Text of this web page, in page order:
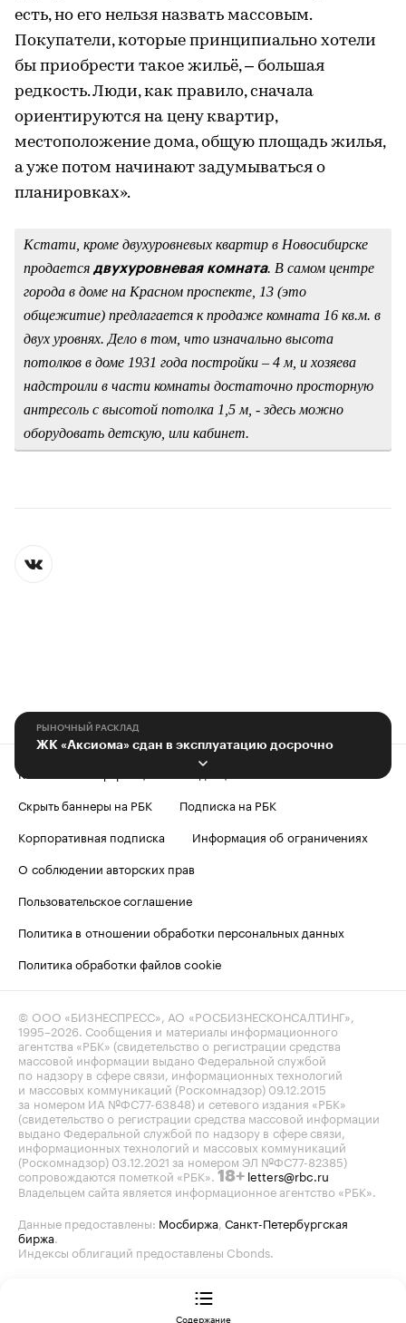
есть, но его нельзя назвать массовым.
Покупатели, которые принципиально хотели
бы приобрести такое жильё, – большая
редкость. Люди, как правило, сначала
ориентируются на цену квартир,
местоположение дома, общую площадь жилья,
а уже потом начинают задумываться о
планировках».
Кстати, кроме двухуровневых квартир в Новосибирске
продается двухуровневая комната. В самом центре
города в доме на Красном проспекте, 13 (это
общежитие) предлагается к продаже комната 16 кв.м. в
двух уровнях. Дело в том, что изначально высота
потолков в доме 1931 года постройки – 4 м, и хозяева
надстроили в части комнаты достаточно просторную
антресоль с высотой потолка 1,5 м, - здесь можно
оборудовать детскую, или кабинет.
РЫНОЧНЫЙ РАСКЛАД
ЖК «Аксиома» сдан в эксплуатацию досрочно
Контактная информация
Редакция
Скрыть баннеры на РБК
Подписка на РБК
Корпоративная подписка
Информация об ограничениях
О соблюдении авторских прав
Пользовательское соглашение
Политика в отношении обработки персональных данных
Политика обработки файлов cookie
© ООО «БИЗНЕСПРЕСС», АО «РОСБИЗНЕСКОНСАЛТИНГ»,
1995–2026 . Сообщения и материалы информационного
агентства «РБК» (свидетельство о регистрации средства
массовой информации выдано Федеральной службой
по надзору в сфере связи, информационных технологий
и массовых коммуникаций (Роскомнадзор) 09.12.2015
за номером ИА №ФС77-63848) и сетевого издания «РБК»
(свидетельство о регистрации средства массовой информации
выдано Федеральной службой по надзору в сфере связи,
информационных технологий и массовых коммуникаций
(Роскомнадзор) 03.12.2021 за номером ЭЛ №ФС77-82385)
сопровождаются пометкой «РБК». 18+ letters@rbc.ru
Владельцем сайта является информационное агентство «РБК».
Данные предоставлены: Мосбиржа Санкт-Петербургская
биржа
Индексы облигаций предоставлены Cbonds.
Содержание